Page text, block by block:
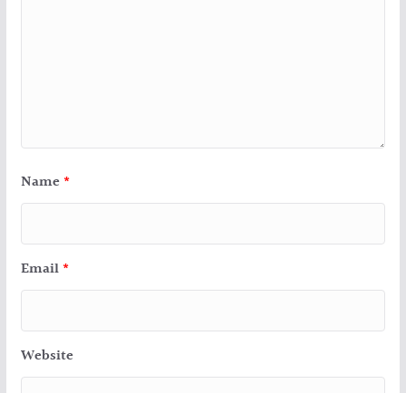
Name *
Email *
Website